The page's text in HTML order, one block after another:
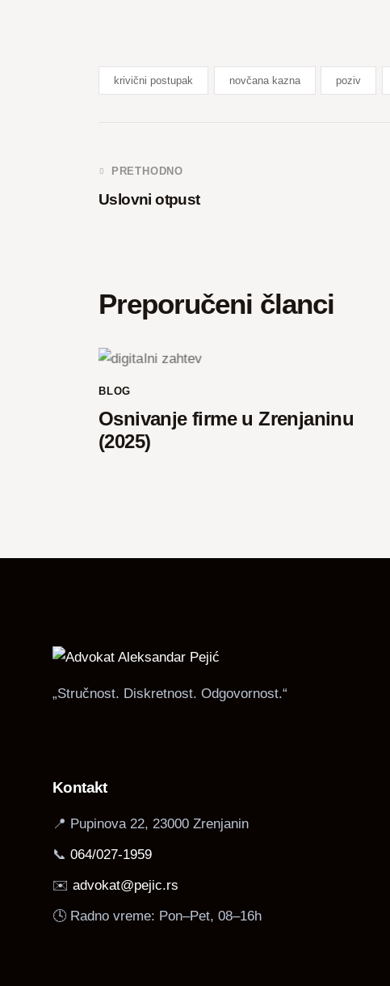
krivični postupak novčana kazna poziv
PRETHODNO
Uslovni otpust
Preporučeni članci
BLOG
Osnivanje firme u Zrenjaninu
(2025)
„Stručnost. Diskretnost. Odgovornost.“
Kontakt
📍 Pupinova 22, 23000 Zrenjanin
📞 064/027-1959
✉️ advokat@pejic.rs
🕓 Radno vreme: Pon–Pet, 08–16h